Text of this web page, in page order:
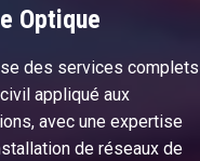
Optique
des services complets
appliqué aux
avec une expertise
de réseaux de